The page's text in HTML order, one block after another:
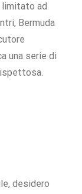
limitato ad
Bermuda
una serie di
desidero